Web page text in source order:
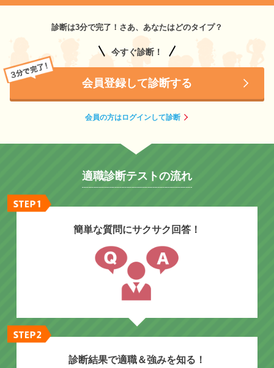
診断は3分で完了！さあ、あなたはどのタイプ？
今すぐ診断！
会員登録して診断する
会員の方はログインして診断
適職診断テストの流れ
簡単な質問にサクサク回答！
診断結果で適職＆強みを知る！